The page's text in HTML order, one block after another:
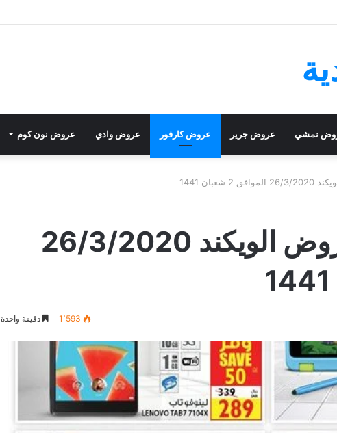
نمشي عروض جرير عروض كارفور عروض وادي عروض نون كوم
1441
عروض كارفور عروض الويكند 26/3/2020
1٬593 دقيقة واحدة